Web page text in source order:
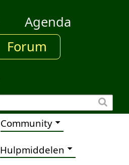
Agenda
Forum
Community
Hulpmiddelen